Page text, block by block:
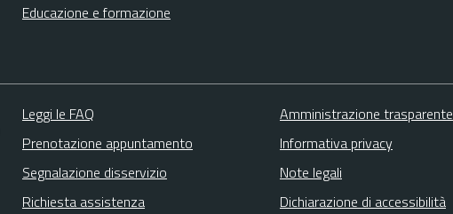
Educazione e formazione
Leggi le FAQ
Prenotazione appuntamento
Segnalazione disservizio
Richiesta assistenza
Amministrazione trasparente
Informativa privacy
Note legali
Dichiarazione di accessibilità